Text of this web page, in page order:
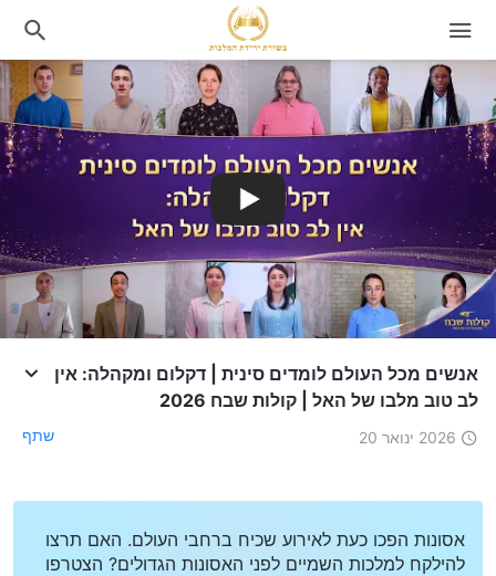
אנשים מכל העולם לומדים סינית | דקלום ומקהלה: אין
לב טוב מלבו של האל | קולות שבח 2026
2026 ינואר 20 שתף
אסונות הפכו כעת לאירוע שכיח ברחבי העולם. האם תרצו
להילקח למלכות השמיים לפני האסונות הגדולים? הצטרפו